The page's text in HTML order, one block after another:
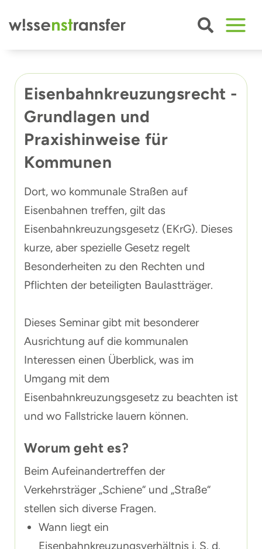
springen
Eisenbahnkreuzungsrecht -
Grundlagen und
Praxishinweise für
Kommunen
Dort, wo kommunale Straßen auf
Eisenbahnen treffen, gilt das
Eisenbahnkreuzungsgesetz (EKrG). Dieses
kurze, aber spezielle Gesetz regelt
Besonderheiten zu den Rechten und
Pflichten der beteiligten Baulastträger.
Dieses Seminar gibt mit besonderer
Ausrichtung auf die kommunalen
Interessen einen Überblick, was im
Umgang mit dem
Eisenbahnkreuzungsgesetz zu beachten ist
und wo Fallstricke lauern können.
Worum geht es?
Beim Aufeinandertreffen der
Verkehrsträger „Schiene“ und „Straße“
stellen sich diverse Fragen.
Wann liegt ein
Eisenbahnkreuzungsverhältnis i. S. d.